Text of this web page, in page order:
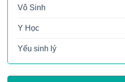
Vô Sinh
Y Học
Yếu sinh lý